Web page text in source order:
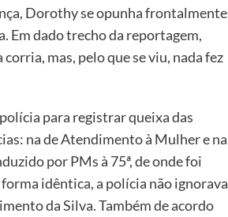
Dorothy se opunha frontalmente
Em dado trecho da reportagem,
mas, pelo que se viu, nada fez
para registrar queixa das
na de Atendimento à Mulher e na
por PMs à 75ª, de onde foi
idêntica, a polícia não ignorava
da Silva. Também de acordo